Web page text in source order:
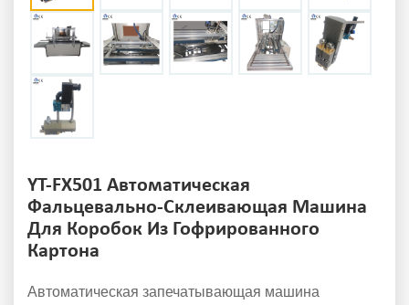
YT-FX501 Автоматическая
Фальцевально-Склеивающая Машина
Для Коробок Из Гофрированного
Картона
Автоматическая запечатывающая машина